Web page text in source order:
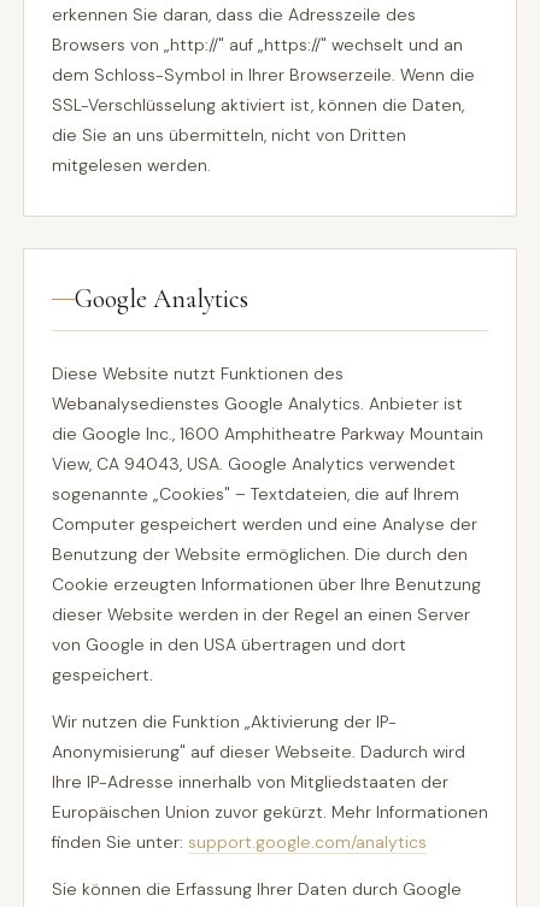
erkennen Sie daran, dass die Adresszeile des
Browsers von „http://" auf „https://" wechselt und an
dem Schloss-Symbol in Ihrer Browserzeile. Wenn die
SSL-Verschlüsselung aktiviert ist, können die Daten,
die Sie an uns übermitteln, nicht von Dritten
mitgelesen werden.
Google Analytics
Diese Website nutzt Funktionen des
Webanalysedienstes Google Analytics. Anbieter ist
die Google Inc., 1600 Amphitheatre Parkway Mountain
View, CA 94043, USA. Google Analytics verwendet
sogenannte „Cookies" – Textdateien, die auf Ihrem
Computer gespeichert werden und eine Analyse der
Benutzung der Website ermöglichen. Die durch den
Cookie erzeugten Informationen über Ihre Benutzung
dieser Website werden in der Regel an einen Server
von Google in den USA übertragen und dort
gespeichert.
Wir nutzen die Funktion „Aktivierung der IP-
Anonymisierung" auf dieser Webseite. Dadurch wird
Ihre IP-Adresse innerhalb von Mitgliedstaaten der
Europäischen Union zuvor gekürzt. Mehr Informationen
finden Sie unter: support.google.com/analytics
Sie können die Erfassung Ihrer Daten durch Google